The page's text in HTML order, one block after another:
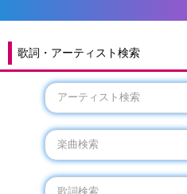
歌詞・アーティスト検索